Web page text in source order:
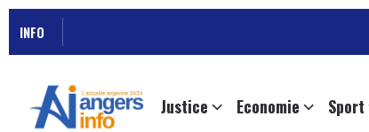
INFO
Justice Economie Sport